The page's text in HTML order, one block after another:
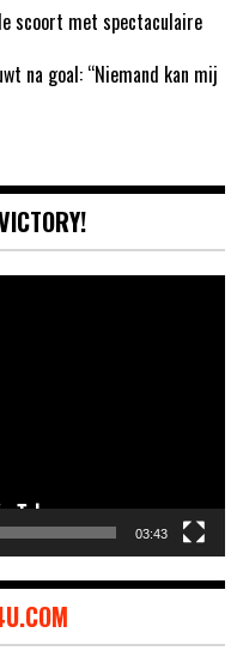
scoort met spectaculaire
na goal: “Niemand kan mij
03:43